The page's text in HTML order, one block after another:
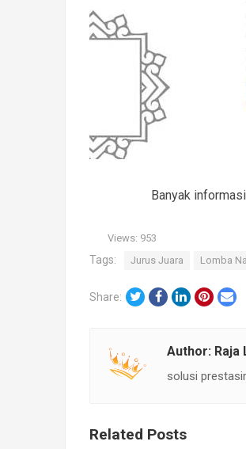
Banyak
Views: 953
Tags: Jurus Juara Lomba
Share: TwitterFacebook
LinkedIn
Author: Raja
solusi
Related Posts